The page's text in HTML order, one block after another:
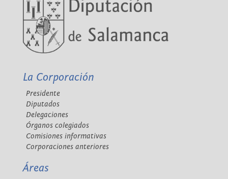
La Corporación
Presidente
Diputados
Delegaciones
Órganos colegiados
Comisiones informativas
Corporaciones anteriores
Áreas